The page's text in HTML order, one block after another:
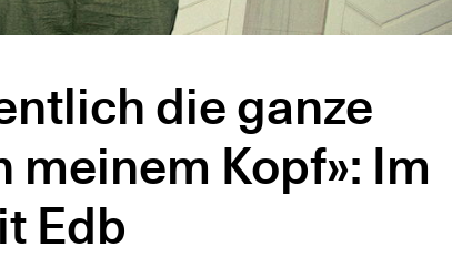
die ganze
meinem Kopf»: Im
Edb